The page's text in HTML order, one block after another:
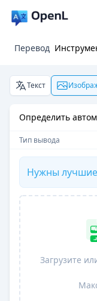
Перевод
Текст
Тип вывода
Нужны лучшие
Загрузите